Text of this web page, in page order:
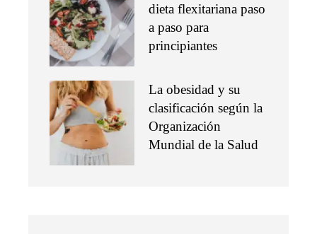
dieta flexitariana paso
a paso para
principiantes
La obesidad y su
clasificación según la
Organización
Mundial de la Salud